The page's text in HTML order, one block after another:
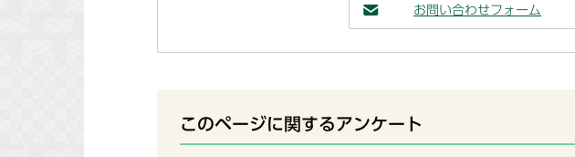
お問い合わせフォーム
このページに関するアンケート